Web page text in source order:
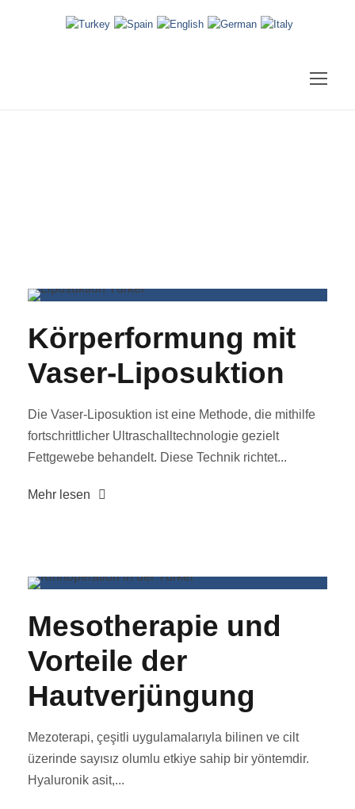
Körperformung mit
Vaser-Liposuktion
Die Vaser-Liposuktion ist eine Methode, die mithilfe
fortschrittlicher Ultraschalltechnologie gezielt
Fettgewebe behandelt. Diese Technik richtet...
Mehr lesen
Mesotherapie und
Vorteile der
Hautverjüngung
Mezoterapi, çeşitli uygulamalarıyla bilinen ve cilt
üzerinde sayısız olumlu etkiye sahip bir yöntemdir.
Hyaluronik asit,...